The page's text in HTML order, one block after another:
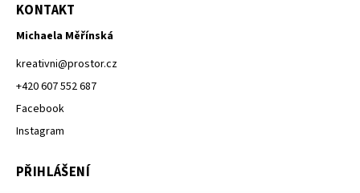
KONTAKT
Michaela Měřínská
kreativni@prostor.cz
+420 607 552 687
Facebook
Instagram
PŘIHLÁŠENÍ